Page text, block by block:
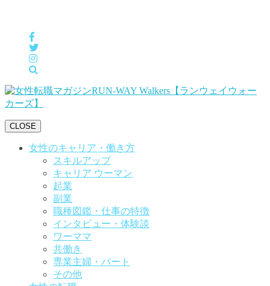
CLOSE
女性のキャリア・働き方
スキルアップ
キャリア ウーマン
起業
副業
職種図鑑・仕事の特徴
インタビュー・体験談
ワーママ
共働き
専業主婦・パート
その他